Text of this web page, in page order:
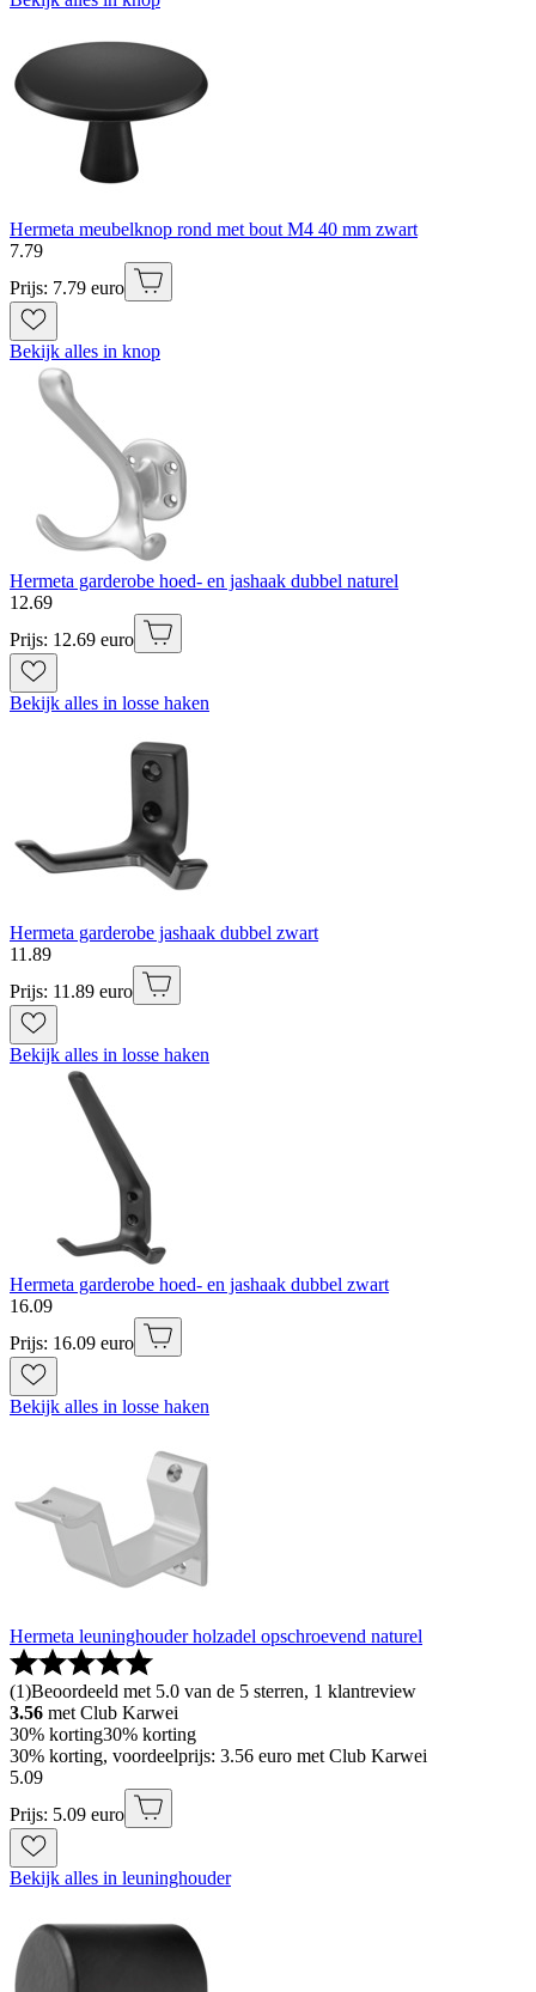
Hermeta meubelknop rond met bout M4 40 mm zwart
7.79
Prijs: 7.79 euro
Bekijk alles in knop
Hermeta garderobe hoed- en jashaak dubbel naturel
12.69
Prijs: 12.69 euro
Bekijk alles in losse haken
Hermeta garderobe jashaak dubbel zwart
11 .89
Prijs: 11.89 euro
Bekijk alles in losse haken
Hermeta garderobe hoed- en jashaak dubbel zwart
16.09
Prijs: 16.09 euro
Bekijk alles in losse haken
Hermeta leuninghouder holzadel opschroevend naturel
(1)Beoordeeld met 5.0 van de 5 sterren, 1 klantreview
3.56 met Club Karwei
30% korting30% korting
30% korting, voordeelprijs: 3.56 euro met Club Karwei
5.09
Prijs: 5.09 euro
Bekijk alles in leuninghouder